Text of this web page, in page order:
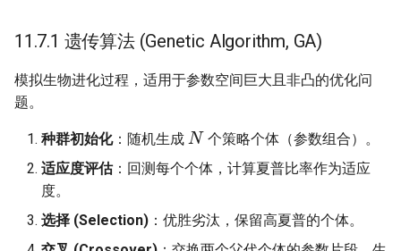
11.7.1 遗传算法 (Genetic Algorithm, GA)
模拟生物进化过程，适用于参数空间巨大且非凸的优化问
题。
种群初始化：随机生成
个策略个体（参数组合）。
适应度评估：回测每个个体，计算夏普比率作为适应
度。
选择 (Selection) ：优胜劣汰，保留高夏普的个体。